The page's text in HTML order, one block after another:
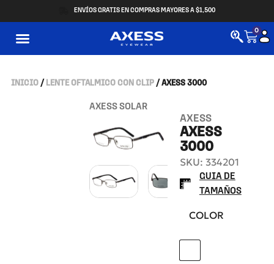
ENVÍOS GRATIS EN COMPRAS MAYORES A $1,500
0
INICIO/ LENTE OFTALMICO CON CLIP/ AXESS 3000
AXESS SOLAR
AXESS
AXESS
3000
SKU: 334201
GUIA DE
TAMAÑOS
COLOR
M.L.GUN